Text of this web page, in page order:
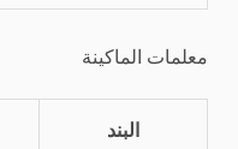
معلمات الماكينة
البند